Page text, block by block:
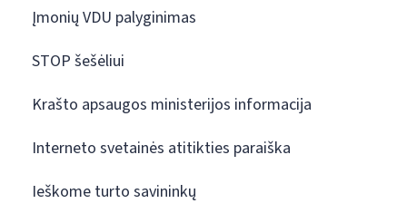
Įmonių VDU palyginimas
STOP šešėliui
Krašto apsaugos ministerijos informacija
Interneto svetainės atitikties paraiška
Ieškome turto savininkų